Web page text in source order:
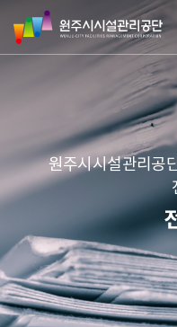
네
본
메
원
주
시
리
공
단
원주시시설관리공